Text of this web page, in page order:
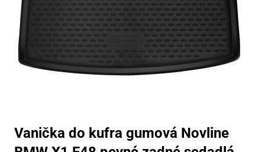
Vanička do kufra gumová Novline